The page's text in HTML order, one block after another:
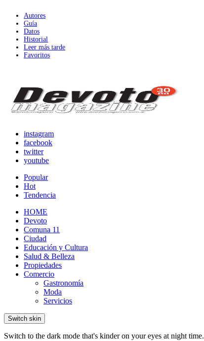
Autores
Guía
Datos
Historial
Leer más tarde
Favoritos
instagram
facebook
twitter
youtube
Popular
Hot
Tendencia
HOME
Devoto
Comuna 11
Ciudad
Educación y Cultura
Salud & Belleza
Propiedades
Comercio
Gastronomía
Moda
Servicios
Switch skin
Switch to the dark mode that's kinder on your eyes at night time.